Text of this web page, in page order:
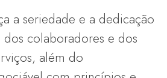
a seriedade e a dedicação
dos colaboradores e dos
além do